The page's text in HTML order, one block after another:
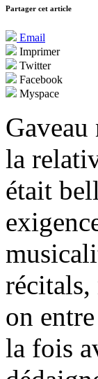
Partager cet article
Email
Imprimer
Twitter
Facebook
Myspace
la
était
récitals,
on
la fois